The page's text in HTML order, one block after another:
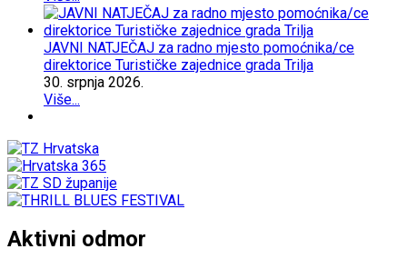
JAVNI NATJEČAJ za radno mjesto pomoćnika/ce
direktorice Turističke zajednice grada Trilja
30. srpnja 2026.
Više...
Aktivni odmor